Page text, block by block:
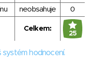
neobsahuje 0
Celkem:
25
systém hodnocení.